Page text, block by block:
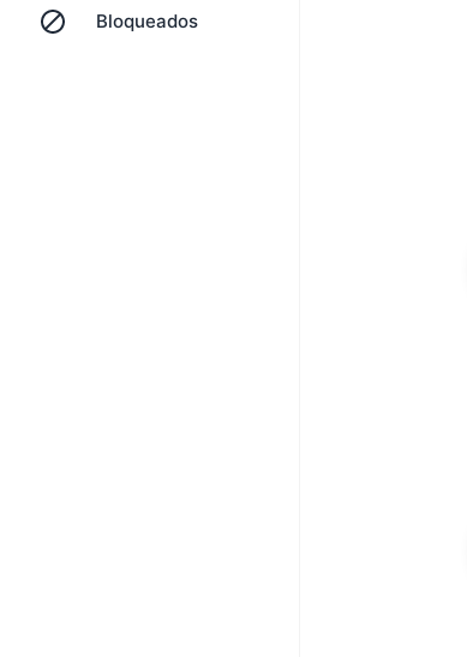
Bloqueados